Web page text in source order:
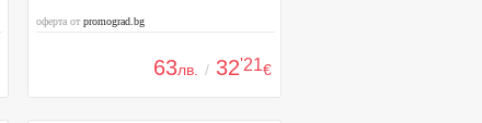
оферта от promograd.bg
63лв. / 32'21€